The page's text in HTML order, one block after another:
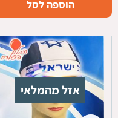
הוספה לסל
אזל מהמלאי